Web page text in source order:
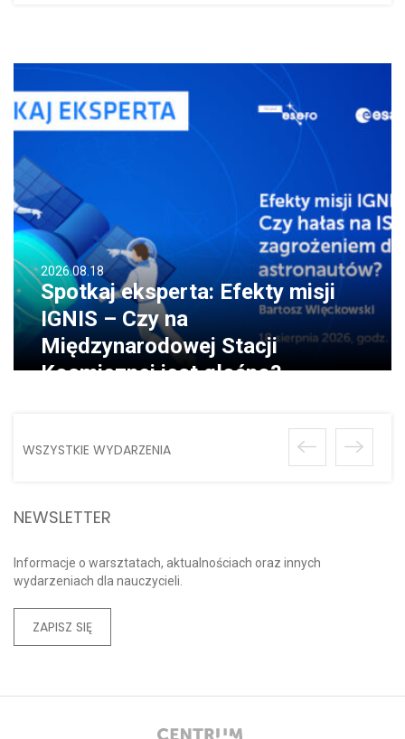
2026.08.18
Spotkaj eksperta: Efekty misji
IGNIS – Czy na
Międzynarodowej Stacji
Kosmicznej jest głośno?
WSZYSTKIE WYDARZENIA
NEWSLETTER
Informacje o warsztatach, aktualnościach oraz innych
wydarzeniach dla nauczycieli.
ZAPISZ SIĘ